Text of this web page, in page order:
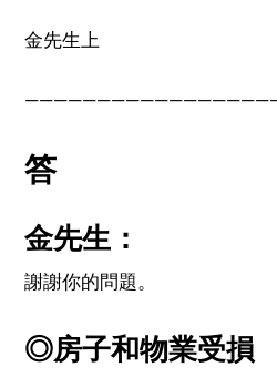
金先生上
答
金先生：
謝謝你的問題。
◎房子和物業受損